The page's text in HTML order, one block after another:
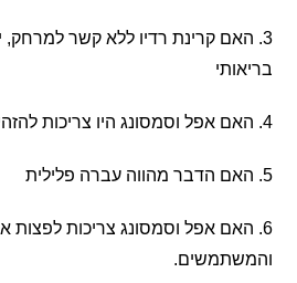
קרינת רדיו ללא קשר למרחק, יכולה
אפל וסמסונג צריכות לפצות את